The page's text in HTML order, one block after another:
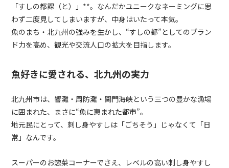
「すしの都課（と）」**。なんだかユニークなネーミングに思
わず二度見してしまいますが、中身はいたって本気。
魚のまち・北九州の強みを生かし、“すしの都”としてのブラン
ド力を高め、観光や交流人口の拡大を目指します。
魚好きに愛される、北九州の実力
北九州市は、響灘・周防灘・関門海峡という三つの豊かな漁場
に囲まれた、まさに“魚に恵まれた都市”。
地元民にとって、刺し身やすしは「ごちそう」じゃなくて「日
常」なんです。
スーパーのお惣菜コーナーでさえ、レベルの高い刺し身やすし